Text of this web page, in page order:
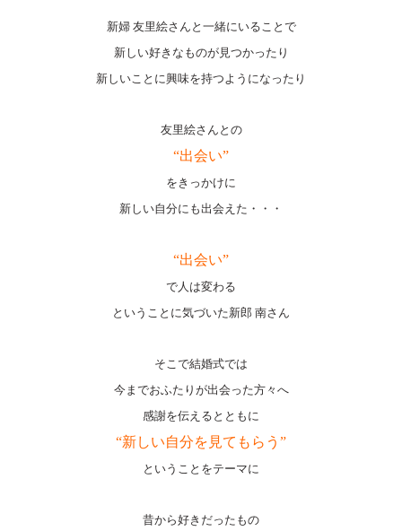
新婦 友里絵さんと一緒にいることで
新しい好きなものが見つかったり
新しいことに興味を持つようになったり
友里絵さんとの
“出会い”
をきっかけに
新しい自分にも出会えた・・・
“出会い”
で人は変わる
ということに気づいた新郎 南さん
そこで結婚式では
今までおふたりが出会った方々へ
感謝を伝えるとともに
“新しい自分を見てもらう”
ということをテーマに
昔から好きだったもの